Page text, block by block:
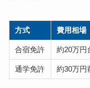
方式 費用相場
合宿免許 約20万円
通学免許 約30万円